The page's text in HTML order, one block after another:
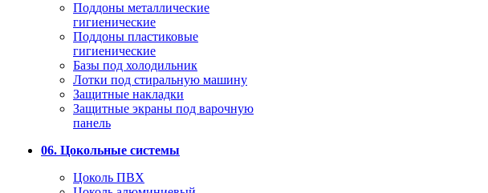
Поддоны металлические
гигиенические
Поддоны пластиковые
гигиенические
Базы под холодильник
Лотки под стиральную машину
Защитные накладки
Защитные экраны под варочную
панель
06. Цокольные системы
Цоколь ПВХ